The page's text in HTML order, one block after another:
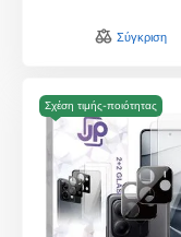
Σύγκριση
Σχέση τιμής-ποιότητας